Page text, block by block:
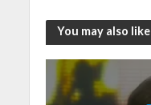
You may also like